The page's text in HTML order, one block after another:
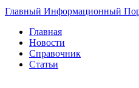
Главный Информационный
Главная
Новости
Справочник
Статьи